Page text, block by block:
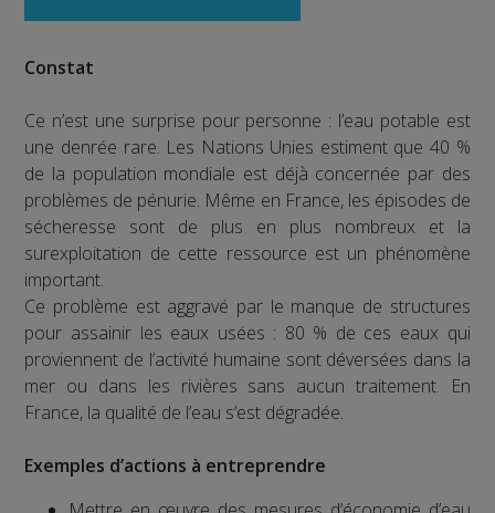
Constat
Ce n’est une surprise pour personne : l’eau potable est
une denrée rare. Les Nations Unies estiment que 40 %
de la population mondiale est déjà concernée par des
problèmes de pénurie. Même en France, les épisodes de
sécheresse sont de plus en plus nombreux et la
surexploitation de cette ressource est un phénomène
important.
Ce problème est aggravé par le manque de structures
pour assainir les eaux usées : 80 % de ces eaux qui
proviennent de l’activité humaine sont déversées dans la
mer ou dans les rivières sans aucun traitement. En
France, la qualité de l’eau s’est dégradée.
Exemples d’actions à entreprendre